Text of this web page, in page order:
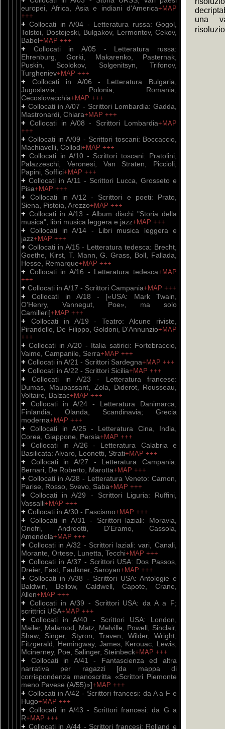
europei, Africa, Asia e indiani d'America+MAP
+++
+Collocati in A/04 - Letteratura russa: Gogol,
Tolstoi, Dostojeski, Bulgakov, Lermontov, Cekov,
Babel+MAP +++
+ Collocati in A/05 - Letteratura russa:
Ehrenburg, Gorki, Makarenko, Pasternak,
Puskin, Scolokov, Solgenitsyn, Trifonov,
Turgheniev+MAP +++
+ Collocati in A/06 - Letteratura Bulgaria,
Jugoslavia, Polonia, Romania,
Cecoslovacchia+MAP +++
+Collocati in A/07 - Scrittori Lombardia: Gadda,
Mastronardi, Chiara+MAP +++
+Collocati in A/08 - Scrittori Lombardia+MAP
+++
+Collocati in A/09 - Scrittori toscani: Boccaccio,
Machiavelli, Collodi+MAP +++
+Collocati in A/10 - Scrittori toscani: Pratolini,
Palazzeschi, Veronesi, Van Straten, Piccioli,
Papini, Soffici+MAP +++
+ Collocati in A/11 - Scrittori Lucca, Grosseto e
Pisa+MAP +++
+Collocati in A/12 - Scrittori e poeti: Prato,
Siena, Pistoia, Arezzo+MAP +++
+ Collocati in A/13 - Album dischi "Storia della
musica", libri musica leggera e jazz+MAP +++
+Collocati in A/14 - Libri musica leggera e
jazz+MAP +++
+ Collocati in A/15 - Letteratura tedesca: Brecht,
Goethe, Kirst, T. Mann, G. Grass, Boll, Fallada,
Hesse, Remarque+MAP +++
+ Collocati in A/16 - Letteratura tedesca+MAP
+++
+ Collocati in A/17 - Scrittori Campania+MAP +++
+Collocati in A/18 - [«USA: Mark Twain,
O'Henry, Vannegut, Poe», ma solo
Camilleri]+MAP +++
+ Collocati in A/19 - Teatro: Alcune riviste,
Pirandello, De Filippo, Goldoni, D'Annunzio+MAP
+++
+Collocati in A/20 - Italia satirici: Fortebraccio,
Vaime, Campanile, Serra+MAP +++
+ Collocati in A/21 - Scrittori Sardegna+MAP +++
+ Collocati in A/22 - Scrittori Sicilia+MAP +++
+Collocati in A/23 - Letteratura francese:
Dumas, Maupassant, Zola, Diderot, Rousseau,
Voltaire, Balzac+MAP +++
+ Collocati in A/24 - Letteratura Danimarca,
Finlandia, Olanda, Scandinavia; Grecia
moderna+MAP +++
+Collocati in A/25 - Letteratura Cina, India,
Corea, Giappone, Persia+MAP +++
+Collocati in A/26 - Letteratura Calabria e
Basilicata: Alvaro, Leonetti, Strati+MAP +++
+ Collocati in A/27 - Letteratura Campania:
Bernari, De Roberto, Marotta+MAP +++
+ Collocati in A/28 - Letteratura Veneto: Camon,
Parise, Rosso, Svevo, Saba+MAP +++
+Collocati in A/29 - Scrittori Liguria: Ruffini,
Vassalli+MAP +++
+ Collocati in A/30 - Fascismo+MAP +++
+ Collocati in A/31 - Scrittori laziali: Moravia,
Onofri, Andreotti, D'Eramo, Cassola,
Amendola+MAP +++
+ Collocati in A/32 - Scrittori laziali: vari, Canali,
Morante, Ortese, Lunetta, Tecchi+MAP +++
+ Collocati in A/37 - Scrittori USA: Dos Passos,
Dreier, Fast, Faulkner, Saroyan+MAP +++
+Collocati in A/38 - Scrittori USA: Antologie e
Baldwin, Bellow, Caldwell, Capote, Crane,
Allen+MAP +++
+ Collocati in A/39 - Scrittori USA: da A a F;
scrittrici USA+MAP +++
+Collocati in A/40 - Scrittori USA: London,
Mailer, Malamod, Matz, Melville, Powell, Sinclair,
Shaw, Singer, Styron, Traven, Wilder, Wright,
Fitzgerald, Hemingway, James, Kerouac, Lewis,
Mcinerney, Poe, Salinger, Steinbeck+MAP +++
+ Collocati in A/41 - Fantascienza ed altra
narrativa per ragazzi [da mappa di
corrispondenza manoscritta «Scrittori Piemonte
meno Pavese (A/55)»]+MAP +++
+ Collocati in A/42 - Scrittori francesi: da A a F e
Hugo+MAP +++
+Collocati in A/43 - Scrittori francesi: da G a
R+MAP +++
+ Collocati in A/44 - Scrittori francesi: Rolland e
una